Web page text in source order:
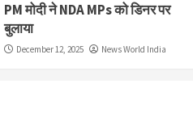
PM मोदी ने NDA MPs को डिनर पर
बुलाया
December 12, 2025 News World India